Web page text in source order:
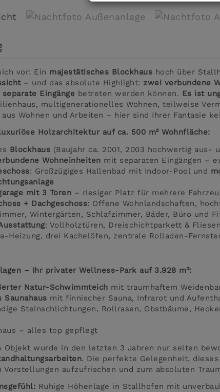
vor: Ein majestätisches Blockhaus hoch über
– und das absolute Highlight: zwei verbundene
separate Eingänge betreten werden können. Es ist
multigenerationelles Wohnen, teilweise
aus Wohnen und Arbeiten – hier sind Ihrer Fantasie
Holzarchitektur auf ca. 500 m² Wohnfläche:
Blockhaus (Baujahr ca. 2001, 2003 hochwertig aus-
Wohneinheiten mit separaten Eingängen –
: Großzügiges Hallenbad mit Indoor-Pool und
mit 3 Toren – riesiger Platz für mehrere
+ Dachgeschoss: Offene Wohnlandschaften,
Wintergärten, Schlafzimmer, Bäder, Büro und
: Vollholztüren, Dreischichtparkett &
Heizung, drei Kachelöfen, zentrale Rolladen-
– Ihr privater Wellness-Park auf 3.928 m²:
Natur-Schwimmteich mit traumhaftem
Saunahaus mit finnischer Sauna, Infrarot und
Steinschlichtungen, Rollrasen, Obstbäume,
– alles top gepflegt
Objekt wurde in den letzten 3 Jahren nur selten
. Die perfekte Gelegenheit,
Vorstellungen aufzufrischen und zum absoluten
Ruhige Höhenlage in Stallhofen mit